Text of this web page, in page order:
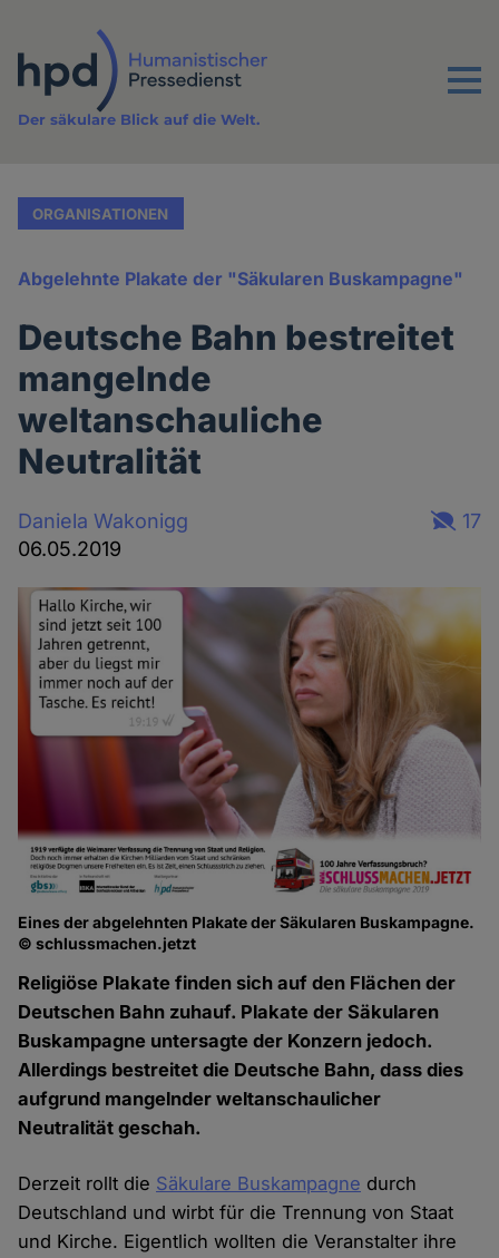
Inhalt
Menu
Der säkulare Blick auf die Welt.
ORGANISATIONEN
Abgelehnte Plakate der "Säkularen Buskampagne"
Deutsche Bahn bestreitet
mangelnde
weltanschauliche
Neutralität
Daniela Wakonigg
06.05.2019
17
Eines der abgelehnten Plakate der Säkularen Buskampagne.
© schlussmachen.jetzt
Religiöse Plakate finden sich auf den Flächen der
Deutschen Bahn zuhauf. Plakate der Säkularen
Buskampagne untersagte der Konzern jedoch.
Allerdings bestreitet die Deutsche Bahn, dass dies
aufgrund mangelnder weltanschaulicher
Neutralität geschah.
Derzeit rollt die Säkulare Buskampagne durch
Deutschland und wirbt für die Trennung von Staat
und Kirche. Eigentlich wollten die Veranstalter ihre